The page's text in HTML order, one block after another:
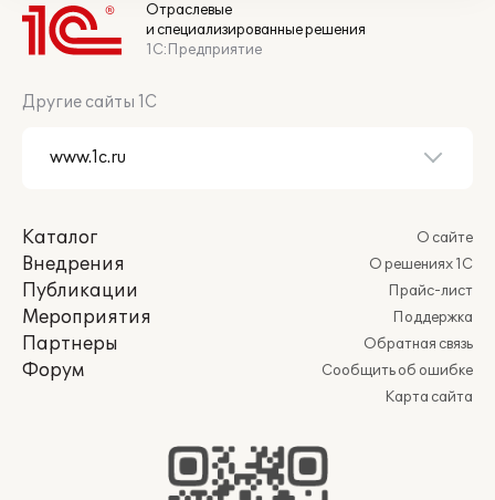
Отраслевые
и специализированные решения
1С:Предприятие
Другие сайты 1С
Каталог
Внедрения
Публикации
Мероприятия
Партнеры
Форум
О сайте
О решениях 1С
Прайс-лист
Поддержка
Обратная связь
Сообщить об ошибке
Карта сайта